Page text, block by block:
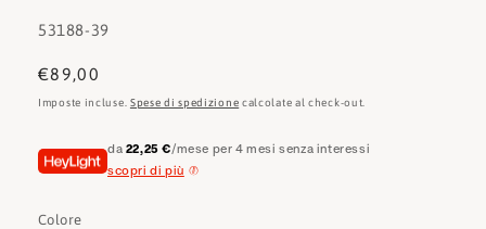
SKU:
53188-39
Prezzo
di
€89,00
Imposte incluse. Spese di spedizione calcolate al check-out.
da 22,25 €/mese per 4 mesi senza interessi
scopri di più
Colore